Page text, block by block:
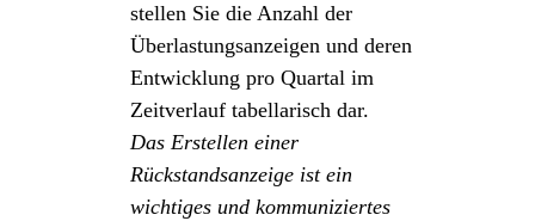
stellen Sie die Anzahl der
Überlastungsanzeigen und deren
Entwicklung pro Quartal im
Zeitverlauf tabellarisch dar.
Das Erstellen einer
Rückstandsanzeige ist ein
wichtiges und kommuniziertes